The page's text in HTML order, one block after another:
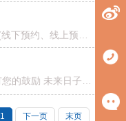
问：预约就诊的方式?(线下预约、线上预约)400咨询热线：400-000-5291;微信：搜索13263482998，添加北京高博博仁医院患者服务平台微信、或扫描下方【博仁安安】二维码添加问：专家门诊网上预约和现场就诊顺序是否一致?…
过去时光的每一步，有您的鼓励 未来日子的每一步，期待您的声音 您的声音，是我们前进的动力 为了更好的倾听您的声音 我们开通了以下投诉建议渠道 投诉与咨询： 总机：010…
1 下一页 末页